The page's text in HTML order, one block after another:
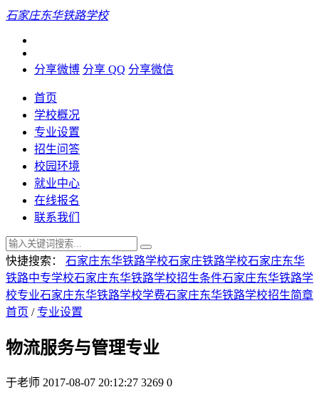
石家庄东华铁路学校
分享微博 分享 QQ 分享微信
首页
学校概况
专业设置
招生问答
校园环境
就业中心
在线报名
联系我们
快捷搜索： 石家庄东华铁路学校石家庄铁路学校石家庄东华
铁路中专学校石家庄东华铁路学校招生条件石家庄东华铁路学
校专业石家庄东华铁路学校学费石家庄东华铁路学校招生简章
首页 /专业设置
物流服务与管理专业
于老师 2017-08-07 20:12:27 3269 0